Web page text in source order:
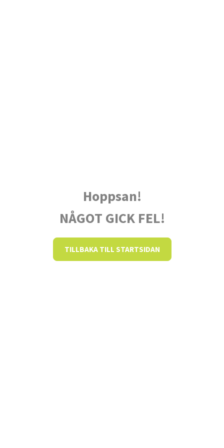
Hoppsan!
NÅGOT GICK FEL!
TILLBAKA TILL STARTSIDAN